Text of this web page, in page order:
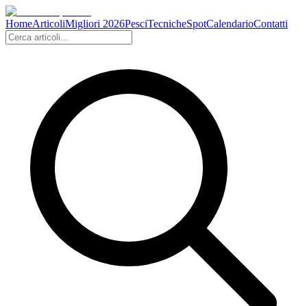
HomeArticoliMigliori 2026PesciTecnicheSpotCalendarioContatti